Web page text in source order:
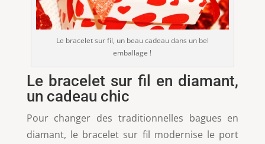
Le bracelet sur fil, un beau cadeau dans un bel
emballage !
Le bracelet sur fil en diamant,
un cadeau chic
Pour changer des traditionnelles bagues en
diamant, le bracelet sur fil modernise le port